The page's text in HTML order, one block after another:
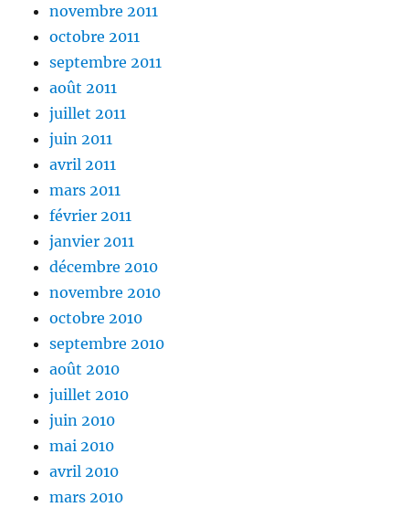
novembre 2011
octobre 2011
septembre 2011
août 2011
juillet 2011
juin 2011
avril 2011
mars 2011
février 2011
janvier 2011
décembre 2010
novembre 2010
octobre 2010
septembre 2010
août 2010
juillet 2010
juin 2010
mai 2010
avril 2010
mars 2010